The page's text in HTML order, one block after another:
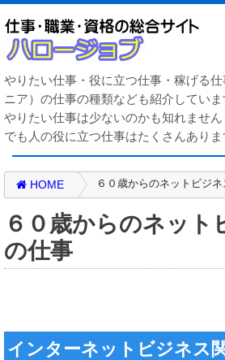
やりたい仕事・役に立つ仕事・稼げる
ニア）の仕事の種類なども紹介していま
やりたい仕事は少ないのかも知れません
でも人の役に立つ仕事はたくさんありま
HOME ６０歳からのネットビジ
６０歳からのネット
の仕事
インターネットビジネス